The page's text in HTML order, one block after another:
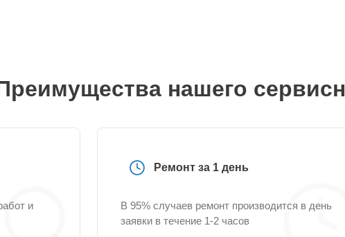
нашего
и
Ремонт за 1 день
В 95% случаев ремонт производится в день
заявки в течение 1-2 часов